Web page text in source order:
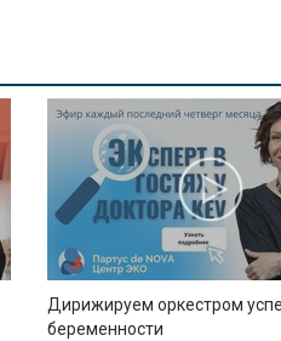
Дирижируем оркестром
беременности